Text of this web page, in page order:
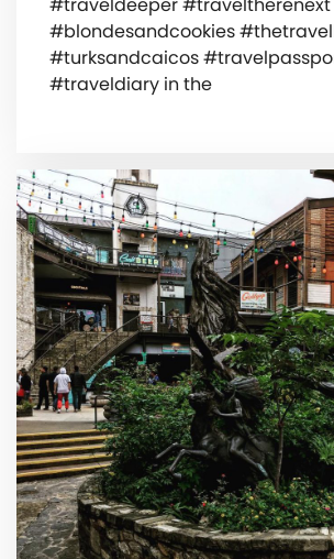
#traveldeeper
#blondesandcookies
#turksandcaicos
#traveldiary ️in the